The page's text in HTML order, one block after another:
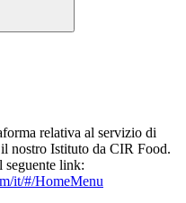
relativa al servizio di
nostro Istituto da CIR Food.
seguente link:
it/#/HomeMenu